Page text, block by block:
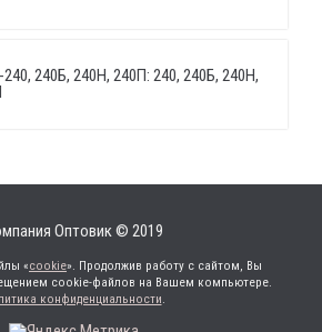
240Б, 240Н, 240П: 240, 240Б, 240Н,
Оптовик © 2019
«cookie». Продолжив работу с сайтом, Вы
cookie-файлов на Вашем компьютере.
конфиденциальности.